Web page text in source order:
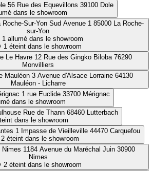
56 Rue des Equevillons 39100 Dole
dans le showroom
Sur-Yon Sud Avenue 1 85000 La Roche-
sur-Yon
1 allumé dans le showroom
1 éteint dans le showroom
Le Havre 12 Rue des Gingko Biloba 76290
Monvilliers
Mauléon 3 Avenue d'Alsace Lorraine 64130
Mauléon - Licharre
1 rue Euclide 33700 Mérignac
dans le showroom
Rue de Thann 68460 Lutterbach
dans le showroom
1 Impasse de Vieilleville 44470 Carquefou
2 éteint dans le showroom
Nimes 1184 Avenue du Maréchal Juin 30900
Nimes
2 éteint dans le showroom